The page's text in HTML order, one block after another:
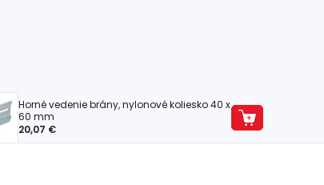
Horné vedenie brány, nylonové koliesko 40 x
60 mm
20,07 €